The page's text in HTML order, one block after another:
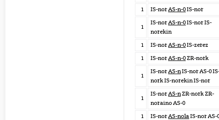
1
IS-norAS-n-0IS-nor
1
IS-norAS-n-0IS-nor IS-
norekin
1
IS-norAS-n-0IS-zerez
1
IS-norAS-n-0ZR-nork
1
IS-norAS-nIS-nor AS-0
nork IS-norekin IS-nor
1
IS-norAS-nZR-nork ZR-
noraino AS-0
1
IS-norAS-nolaIS-nor AS-